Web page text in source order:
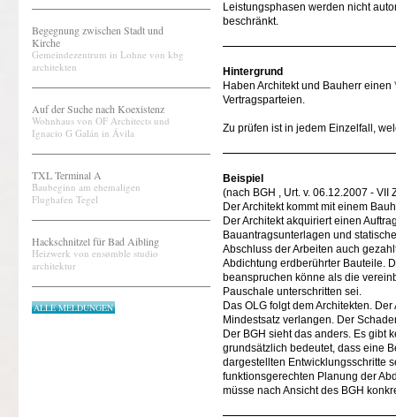
Begegnung zwischen Stadt und
Kirche
Gemeindezentrum in Lohne von kbg
architekten
Auf der Suche nach Koexistenz
Wohnhaus von OF Architects und
Ignacio G Galán in Ávila
TXL Terminal A
Baubeginn am ehemaligen
Flughafen Tegel
Hackschnitzel für Bad Aibling
Heizwerk von ensømble studio
architektur
ALLE MELDUNGEN
Leistungsphasen werden nicht
beschränkt.
Hintergrund
Haben Architekt und Bauherr einen
Vertragsparteien.
Zu prüfen ist in jedem Einzelfall,
Beispiel
(nach BGH , Urt. v. 06.12.2007 - VII
Der Architekt kommt mit einem
Der Architekt akquiriert einen
Bauantragsunterlagen und
Abschluss der Arbeiten auch
Abdichtung erdberührter Bauteile.
beanspruchen könne als die
Pauschale unterschritten sei.
Das OLG folgt dem Architekten.
Mindestsatz verlangen. Der
Der BGH sieht das anders. Es gibt
grundsätzlich bedeutet, dass eine
dargestellten Entwicklungsschritte
funktionsgerechten Planung der
müsse nach Ansicht des BGH